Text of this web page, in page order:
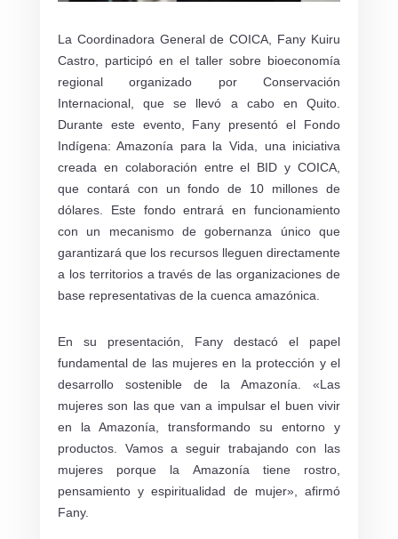
La Coordinadora General de COICA, Fany Kuiru
Castro, participó en el taller sobre bioeconomía
regional organizado por Conservación
Internacional, que se llevó a cabo en Quito.
Durante este evento, Fany presentó el Fondo
Indígena: Amazonía para la Vida, una iniciativa
creada en colaboración entre el BID y COICA,
que contará con un fondo de 10 millones de
dólares. Este fondo entrará en funcionamiento
con un mecanismo de gobernanza único que
garantizará que los recursos lleguen directamente
a los territorios a través de las organizaciones de
base representativas de la cuenca amazónica.
En su presentación, Fany destacó el papel
fundamental de las mujeres en la protección y el
desarrollo sostenible de la Amazonía. «Las
mujeres son las que van a impulsar el buen vivir
en la Amazonía, transformando su entorno y
productos. Vamos a seguir trabajando con las
mujeres porque la Amazonía tiene rostro,
pensamiento y espiritualidad de mujer», afirmó
Fany.